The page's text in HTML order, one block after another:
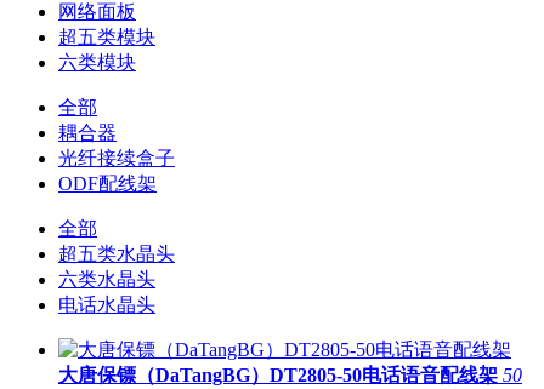
网络面板
超五类模块
六类模块
全部
耦合器
光纤接续盒子
ODF配线架
全部
超五类水晶头
六类水晶头
电话水晶头
大唐保镖（DaTangBG）DT2805-50电话语音配线架 50